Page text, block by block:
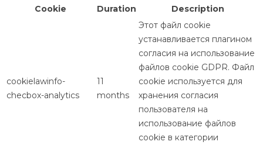
Cookie
Duration Description
cookielawinfo-
checbox-analytics
11
months
Этот файл cookie
устанавливается плагином
согласия на использование
файлов cookie GDPR. Файл
cookie используется для
хранения согласия
пользователя на
использование файлов
cookie в категории